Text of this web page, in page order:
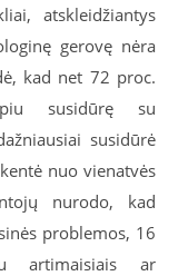
atskleidžiantys
gerovę nėra
kad net 72 proc.
susidūrę su
susidūrė
nuo vienatvės
nurodo, kad
problemos, 16
artimaisiais ar